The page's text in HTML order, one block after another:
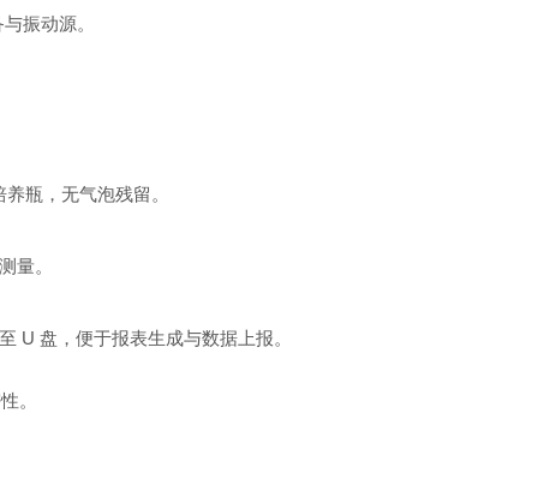
振动源。
瓶，无气泡残留。
量。
U 盘，便于报表生成与数据上报。
。